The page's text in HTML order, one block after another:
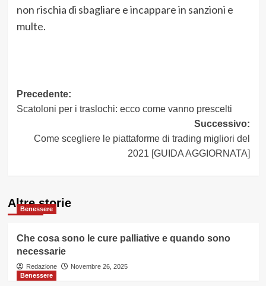
non rischia di sbagliare e incappare in sanzioni e
multe.
Navigazione
articolo
Precedente:
Scatoloni per i traslochi: ecco come vanno prescelti
Successivo:
Come scegliere le piattaforme di trading migliori del
2021 [GUIDA AGGIORNATA]
Altre storie
Benessere
Che cosa sono le cure palliative e quando sono
necessarie
Redazione
Novembre 26, 2025
Benessere